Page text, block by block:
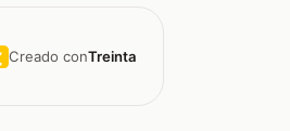
Creado conTreinta